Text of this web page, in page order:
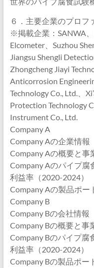
６．主要企業のプロフ
※掲載企業：SANWA、
Elcometer、Suzhou
Jiangsu Shengli
Zhongcheng Jiayi
Anticorrosion
Technology Co., Ltd.、
Protection Technology
Instrument Co., Ltd.
Company A
Company Aの企業情報
Company Aの概要と事
Company Aのパイプ腐
利益率（2020-2024）
Company Aの製品ポー
Company B
Company Bの会社情報
Company Bの概要と事
Company Bのパイプ腐
利益率（2020-2024）
Company Bの製品ポー